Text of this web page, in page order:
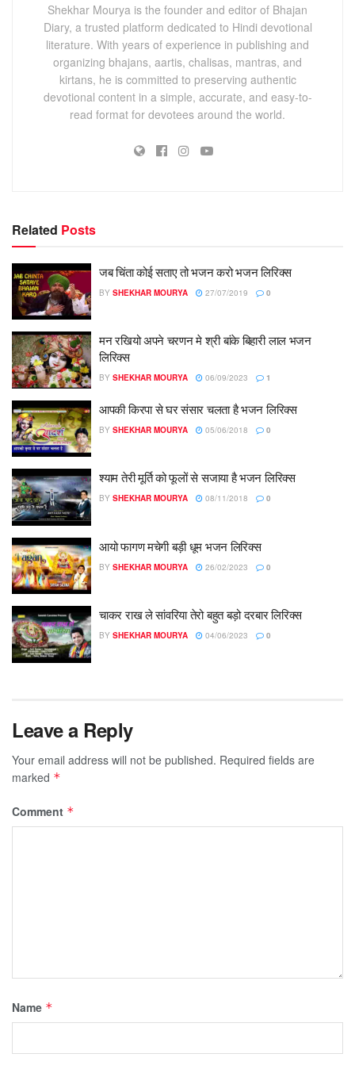
Shekhar Mourya is the founder and editor of Bhajan
Diary, a trusted platform dedicated to Hindi devotional
literature. With years of experience in publishing and
organizing bhajans, aartis, chalisas, mantras, and
kirtans, he is committed to preserving authentic
devotional content in a simple, accurate, and easy-to-
read format for devotees around the world.
Related Posts
जब चिंता कोई सताए तो भजन करो भजन लिरिक्स
BY SHEKHAR MOURYA 27/07/2019 0
मन रखियो अपने चरणन मे श्री बांके बिहारी लाल भजन
लिरिक्स
BY SHEKHAR MOURYA 06/09/2023 1
आपकी किरपा से घर संसार चलता है भजन लिरिक्स
BY SHEKHAR MOURYA 05/06/2018 0
श्याम तेरी मूर्ति को फूलों से सजाया है भजन लिरिक्स
BY SHEKHAR MOURYA 08/11/2018 0
आयो फागण मचेगी बड़ी धूम भजन लिरिक्स
BY SHEKHAR MOURYA 26/02/2023 0
चाकर राख ले सांवरिया तेरो बहुत बड़ो दरबार लिरिक्स
BY SHEKHAR MOURYA 04/06/2023 0
Leave a Reply
Your email address will not be published. Required fields are
marked *
Comment *
Name *